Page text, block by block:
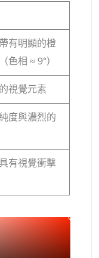
有明顯的橙
色相 ≈ 9°)
視覺元素
度與濃烈的
有視覺衝擊